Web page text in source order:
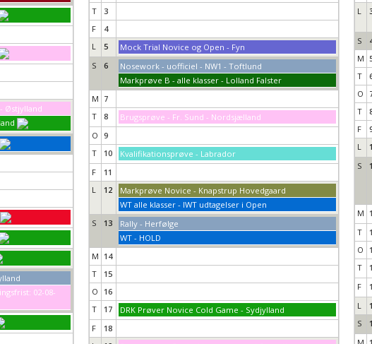
Østjylland
02-08-
T
3
F
4
L
5
Mock Trial Novice og Open - Fyn
S
6
Nosework - uofficiel - NW1 - Toftlund
Markprøve B - alle klasser - Lolland Falster
M 7
T
8
Brugsprøve - Fr. Sund - Nordsjælland
O 9
T
10
Kvalifikationsprøve - Labrador
F
11
L
12
Markprøve Novice - Knapstrup Hovedgaard
WT alle klasser - IWT udtagelser i Open
S
13
Rally - Herfølge
WT - HOLD
M 14
T
15
O
16
T
17
DRK Prøver Novice Cold Game - Sydjylland
F
18
L
S
M
T
O
T
F
L
S
M
T
O
T
F
L
S